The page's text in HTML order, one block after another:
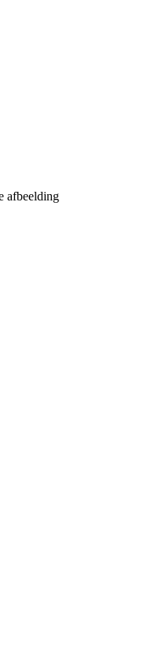
afbeelding